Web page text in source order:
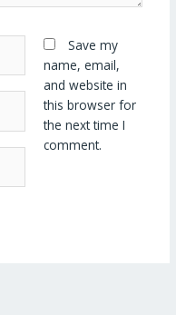
Save my
name, email,
and website in
this browser for
the next time I
comment.